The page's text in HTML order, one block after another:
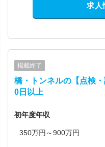
求人
掲載終了
橋・トンネルの【点検
0日以上
初年度年収
350万円～900万円